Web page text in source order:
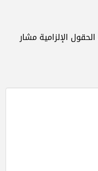
الحقول الإلزامية مشار